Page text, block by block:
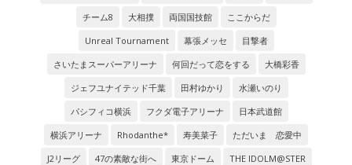
チーム8
大相撲 両国国技館
ここからだ
Unreal Tournament
幕張メッセ
目撃者
さいたまスーパーアリーナ
何回だって恋をする
大橋彩香
ジェフユナイテッド千葉
田村ゆかり
水瀬いのり
パシフィコ横浜
フクダ電子アリーナ
日本武道館
横浜アリーナ
Rhodanthe* 寿美菜子
ただいま 恋愛中
J2リーグ
47の素敵な街へ 東京ドーム
THE IDOLM@STER